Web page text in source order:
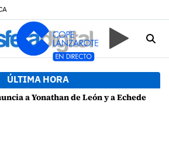
ÚLTIMA HORA
de León y a Echedey Eugenio por presuntas anomalías en contratos festivos